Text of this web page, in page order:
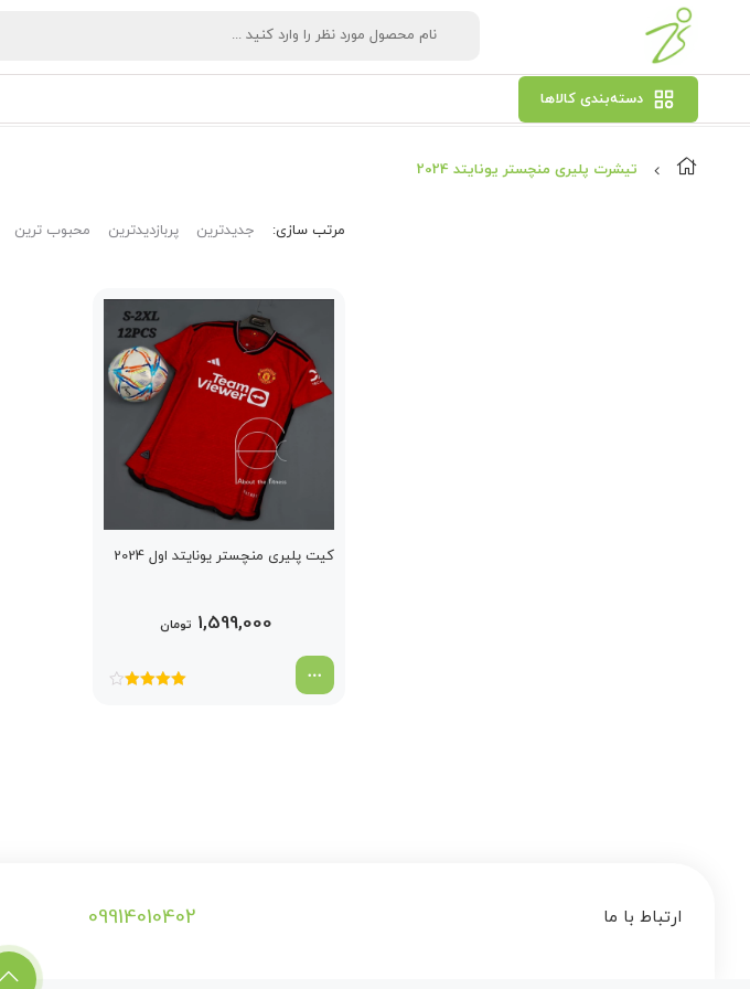
دسته‌بندی کالاها
تیشرت پلیری منچستر یونایتد 2024
مرتب‌ سازی: جدیدترین پربازدیدترین محبوب ترین
کیت پلیری منچستر یونایتد اول 2024
1,599,000 تومان
ارتباط با ما 09914010402